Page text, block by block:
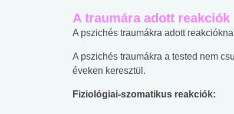
A traumára adott reakciók
A pszichés traumákra adott
A pszichés traumákra a tested nem
éveken keresztül.
Fiziológiai-szomatikus reakciók: